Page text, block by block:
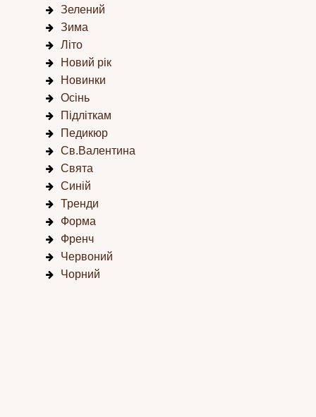
Зелений
Зима
Літо
Новий рік
Новинки
Осінь
Підліткам
Педикюр
Св.Валентина
Свята
Синій
Тренди
Форма
Френч
Червоний
Чорний